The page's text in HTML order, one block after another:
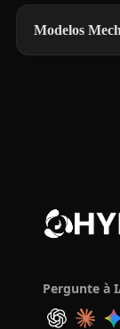
Modelos
Pergunte à